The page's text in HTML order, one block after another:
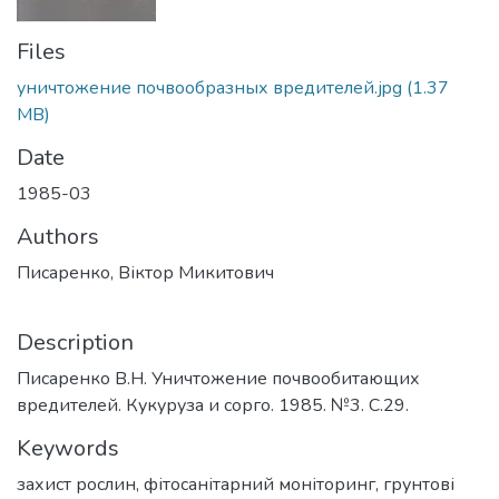
Files
уничтожение почвообразных вредителей.jpg (1.37
MB)
Date
1985-03
Authors
Писаренко, Віктор Микитович
Description
Писаренко В.Н. Уничтожение почвообитающих
вредителей. Кукуруза и сорго. 1985. №3. С.29.
Keywords
захист рослин, фітосанітарний моніторинг, грунтові